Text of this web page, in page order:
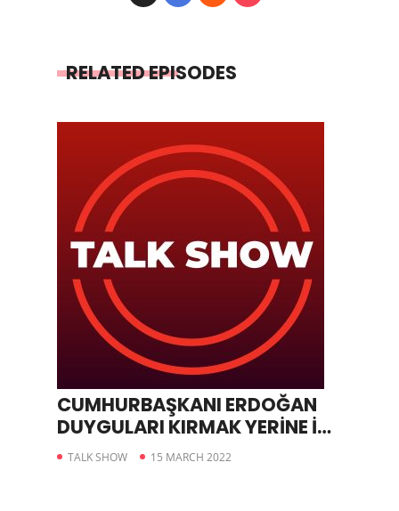
RELATED EPISODES
CUMHURBAŞKANI ERDOĞAN
DUYGULARI KIRMAK YERİNE İYİ
TUTMAYA ÇALIŞMALI
TALK SHOW 15 MARCH 2022